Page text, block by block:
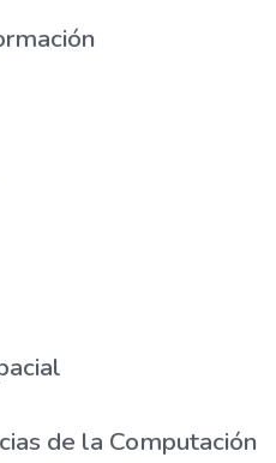
de la Computación